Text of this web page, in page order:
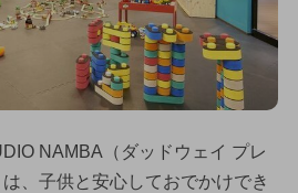
NAMBA（ダッドウェイ プレ
、子供と安心しておでかけでき